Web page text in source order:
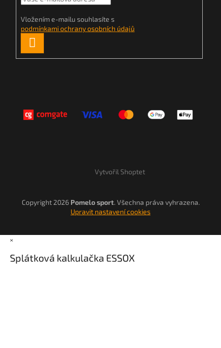
Vložením e-mailu souhlasíte s
podmínkami ochrany osobních údajů
SE
Vytvořil Shoptet
Copyright 2026 Pomelo sport. Všechna práva vyhrazena.
Upravit nastavení cookies
×
Splátková kalkulačka ESSOX